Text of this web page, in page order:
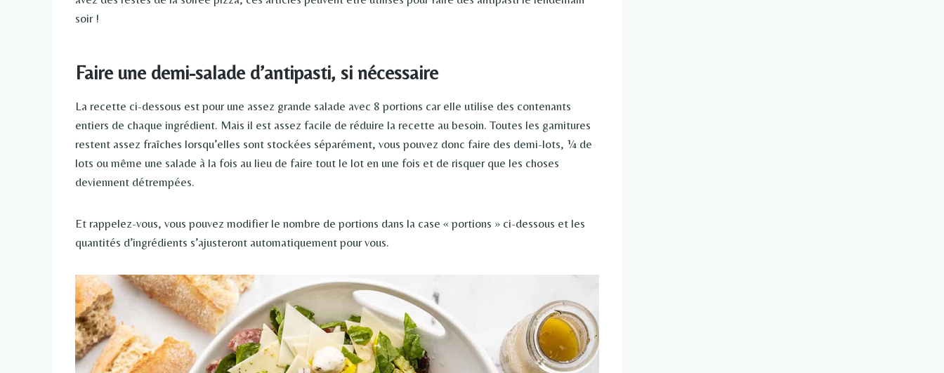
soir !
Faire une demi-salade d’antipasti, si nécessaire
La recette ci-dessous est pour une assez grande salade avec 8 portions car elle utilise des contenants
entiers de chaque ingrédient. Mais il est assez facile de réduire la recette au besoin. Toutes les garnitures
restent assez fraîches lorsqu’elles sont stockées séparément, vous pouvez donc faire des demi-lots, ¼ de
lots ou même une salade à la fois au lieu de faire tout le lot en une fois et de risquer que les choses
deviennent détrempées.
Et rappelez-vous, vous pouvez modifier le nombre de portions dans la case « portions » ci-dessous et les
quantités d’ingrédients s’ajusteront automatiquement pour vous.